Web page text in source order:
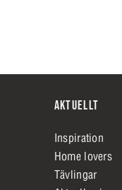
AKTUELLT
Inspiration
Home lovers
Tävlingar